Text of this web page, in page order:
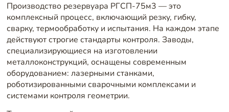
Производство резервуара РГСП-75м3 — это
комплексный процесс, включающий резку, гибку,
сварку, термообработку и испытания. На каждом этапе
действуют строгие стандарты контроля. Заводы,
специализирующиеся на изготовлении
металлоконструкций, оснащены современным
оборудованием: лазерными станками,
роботизированными сварочными комплексами и
системами контроля геометрии.